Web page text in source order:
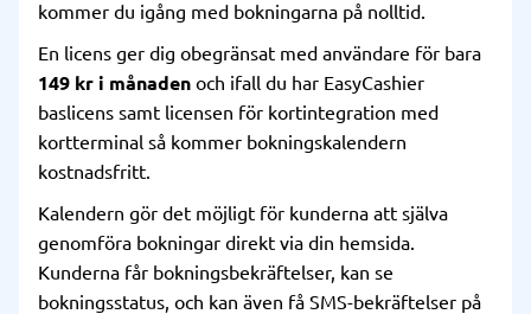
kommer du igång med bokningarna på nolltid.
En licens ger dig obegränsat med användare för bara
149 kr i månaden och ifall du har EasyCashier
baslicens samt licensen för kortintegration med
kortterminal så kommer bokningskalendern
kostnadsfritt.
Kalendern gör det möjligt för kunderna att själva
genomföra bokningar direkt via din hemsida.
Kunderna får bokningsbekräftelser, kan se
bokningsstatus, och kan även få SMS-bekräftelser på